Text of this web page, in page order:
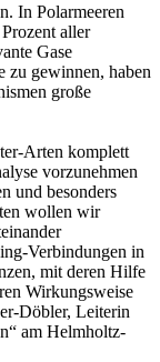
In Polarmeeren
aller
Gase
zu gewinnen, haben
große
Arten komplett
vorzunehmen
und besonders
wollen wir
Verbindungen in
mit deren Hilfe
Wirkungsweise
Döbler, Leiterin
am Helmholtz-